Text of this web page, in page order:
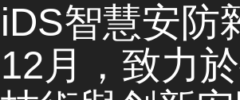
iDS智慧安防
12月，致力